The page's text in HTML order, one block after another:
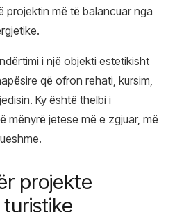
projektin më të balancuar nga
i një objekti estetikisht
që ofron rehati, kursim,
Ky është thelbi i
mënyrë jetese më e zgjuar, më
projekte